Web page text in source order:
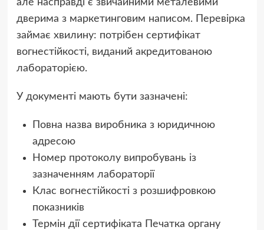
дверима з маркетинговим написом. Перевірка
займає хвилину: потрібен сертифікат
вогнестійкості, виданий акредитованою
лабораторією.
У документі мають бути зазначені:
Повна назва виробника з юридичною
адресою
Номер протоколу випробувань із
зазначенням лабораторії
Клас вогнестійкості з розшифровкою
показників
Термін дії сертифіката Печатка органу